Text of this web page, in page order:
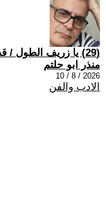
(29) يا زريف الطول / قصة قصيرة
منذر ابو حلتم
2026 / 8 / 10
الادب والفن